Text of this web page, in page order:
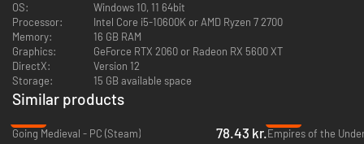
OS:
Windows 10, 11 64bit
Processor:
Intel Core i5-10600K or AMD Ryzen 7 2700
Memory:
16 GB RAM
Graphics:
GeForce RTX 2060 or Radeon RX 5600 XT
DirectX:
Version 12
Storage:
15 GB available space
Similar products
Going Medieval - PC (Steam)
78.43 kr.